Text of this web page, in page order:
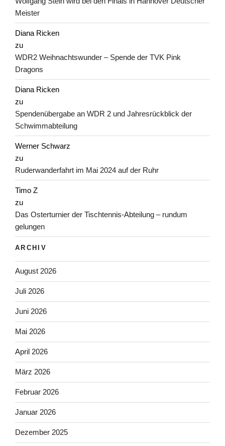
Meister
Diana Ricken
zu
WDR2 Weihnachtswunder – Spende der TVK Pink
Dragons
Diana Ricken
zu
Spendenübergabe an WDR 2 und Jahresrückblick der
Schwimmabteilung
Werner Schwarz
zu
Ruderwanderfahrt im Mai 2024 auf der Ruhr
Timo Z
zu
Das Osterturnier der Tischtennis-Abteilung – rundum
gelungen
ARCHIV
August 2026
Juli 2026
Juni 2026
Mai 2026
April 2026
März 2026
Februar 2026
Januar 2026
Dezember 2025